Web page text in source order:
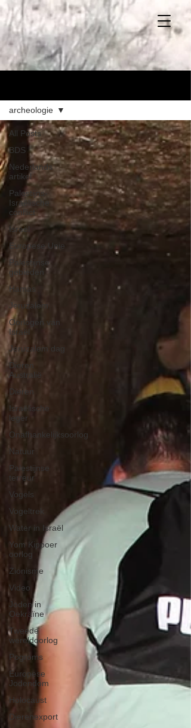
All Posts
BDS
Nederlands
artikel
Palestijns-
Israëlische
conflict
Israël
Europese Unie
Palestijnse
gebieden
Hamas
Jeruzalem
Oorlogen van
Israël
Jeruzalem dag
Dieren
Australië
Dieren
Israëlische
leger
Onafhankelijksoorlog
Natuur
Palestijnse
terreur
Vogels
Vogeltrek
Water in Israël
Yom Kippoer
oorlog
Zionisme
Video
Joden in
Oekraïne
Tweede
wereldoorlog
Pogroms
Europese
Jodendom
Holocaust
Dierenexport
archeologie